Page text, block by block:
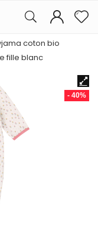
coton bio
fille blanc
- 40%